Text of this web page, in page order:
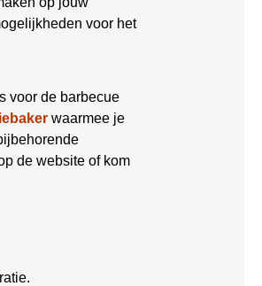
voor het
voor de barbecue
waarmee je
de website of kom